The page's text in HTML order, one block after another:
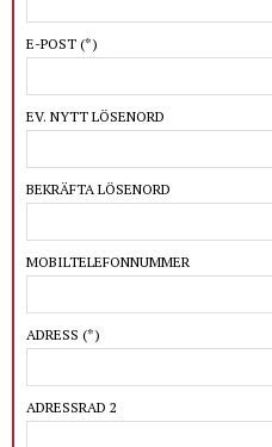
E-POST (*)
EV. NYTT LÖSENORD
BEKRÄFTA LÖSENORD
MOBILTELEFONNUMMER
ADRESS (*)
ADRESSRAD 2